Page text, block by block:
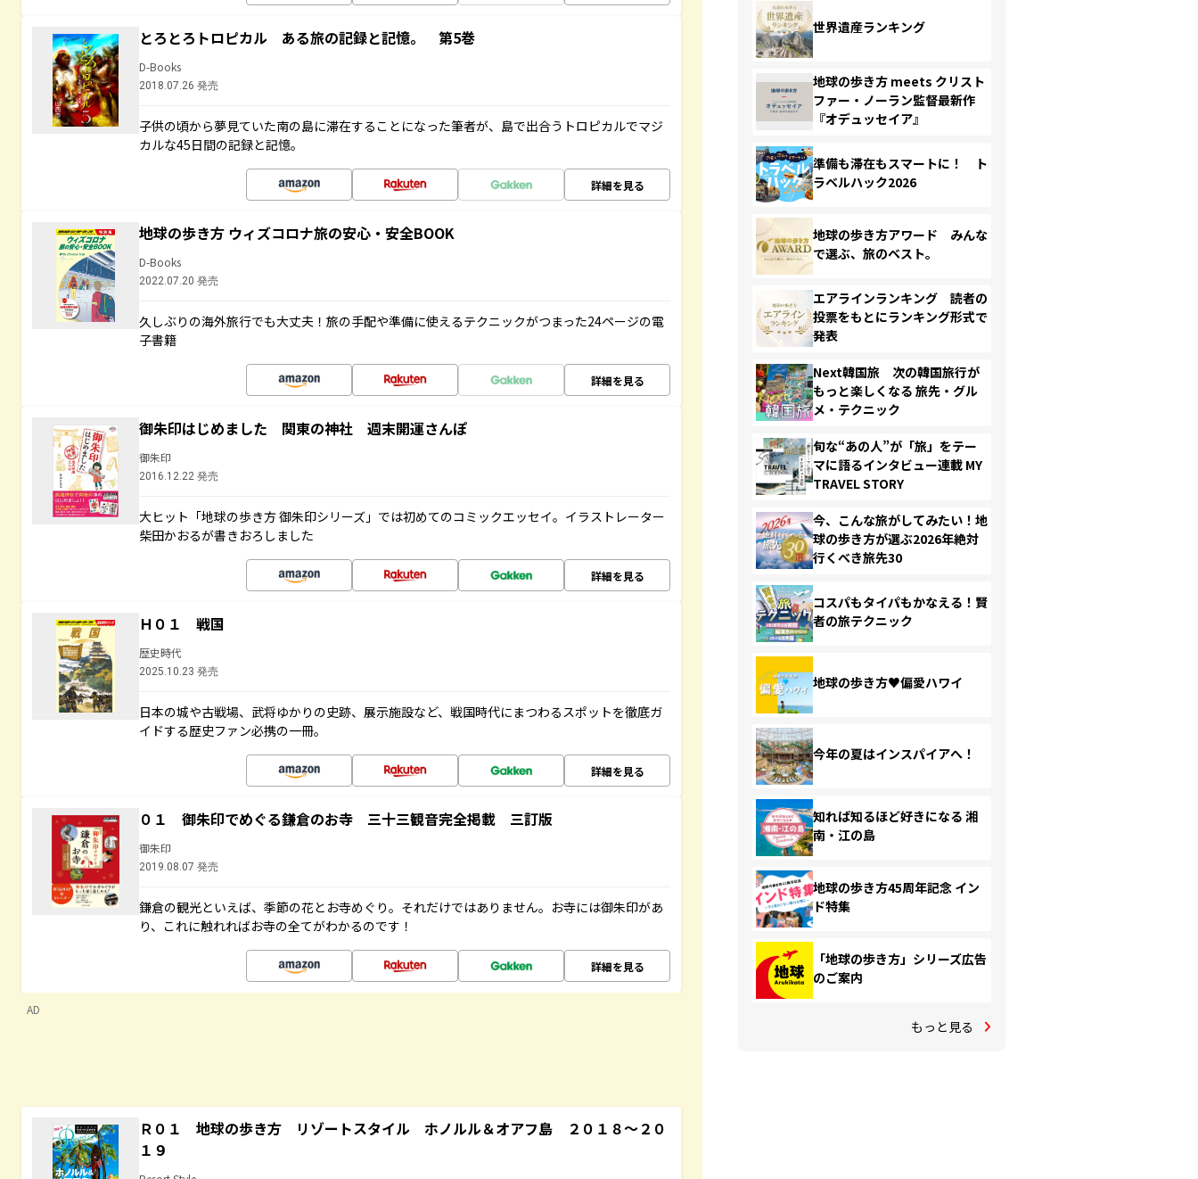
とろとろトロピカル ある旅の記録と記憶。 第5巻
D-Books
2018.07.26 発売
子供の頃から夢見ていた南の島に滞在することになった筆者が、島で出合うトロピカルでマジ
カルな45日間の記録と記憶。
詳細を見る
地球の歩き方 ウィズコロナ旅の安心・安全BOOK
D-Books
2022.07.20 発売
久しぶりの海外旅行でも大丈夫！旅の手配や準備に使えるテクニックがつまった24ページの電
子書籍
詳細を見る
御朱印はじめました 関東の神社 週末開運さんぽ
御朱印
2016.12.22 発売
大ヒット「地球の歩き方 御朱印シリーズ」では初めてのコミックエッセイ。イラストレーター
柴田かおるが書きおろしました
詳細を見る
Ｈ０１ 戦国
歴史時代
2025.10.23 発売
日本の城や古戦場、武将ゆかりの史跡、展示施設など、戦国時代にまつわるスポットを徹底ガ
イドする歴史ファン必携の一冊。
詳細を見る
０１ 御朱印でめぐる鎌倉のお寺 三十三観音完全掲載 三訂版
御朱印
2019.08.07 発売
鎌倉の観光といえば、季節の花とお寺めぐり。それだけではありません。お寺には御朱印があ
り、これに触れればお寺の全てがわかるのです！
詳細を見る
AD
Ｒ０１ 地球の歩き方 リゾートスタイル ホノルル＆オアフ島 ２０１８～２０
１９
世界遺産ランキング
地球の歩き方 meets クリスト
ファー・ノーラン監督最新作
『オデュッセイア』
準備も滞在もスマートに！ ト
ラベルハック2026
地球の歩き方アワード みんな
で選ぶ、旅のベスト。
エアラインランキング 読者の
投票をもとにランキング形式で
発表
Next韓国旅 次の韓国旅行が
もっと楽しくなる 旅先・グル
メ・テクニック
旬な“あの人”が「旅」をテー
マに語るインタビュー連載 MY
TRAVEL STORY
今、こんな旅がしてみたい！地
球の歩き方が選ぶ2026年絶対
行くべき旅先30
コスパもタイパもかなえる！賢
者の旅テクニック
地球の歩き方♥偏愛ハワイ
今年の夏はインスパイアへ！
知れば知るほど好きになる 湘
南・江の島
地球の歩き方45周年記念 イン
ド特集
「地球の歩き方」シリーズ広告
のご案内
もっと見る